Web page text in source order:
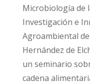
Microbiología de
Investigación e
Agroambiental
Hernández de
un seminario
cadena